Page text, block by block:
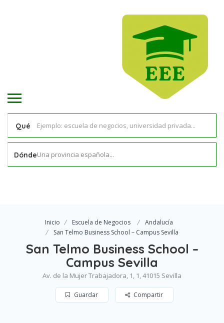
Qué
DóndeUna provincia española...
Inicio Escuela de Negocios
Andalucía
San Telmo Business School – Campus Sevilla
San Telmo Business School –
Campus Sevilla
Av. de la Mujer Trabajadora, 1, 1, 41015 Sevilla
Guardar Compartir